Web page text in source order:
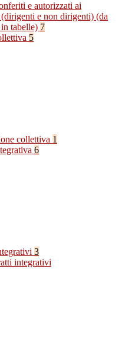
e autorizzati ai
e non dirigenti) (da
tabelle) 7
5
collettiva 1
6
3
integrativi